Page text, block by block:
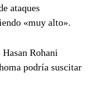
ataques
«muy alto».
Rohani
podría suscitar